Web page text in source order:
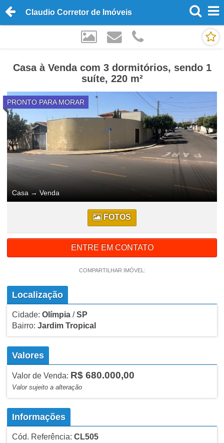
Claudio Corretor de Imóveis
Casa à Venda com 3 dormitórios, sendo 1
suíte, 220 m²
PRONTO PARA MORAR
Casa → Venda
FOTOS
ENTRE EM CONTATO
COMPARTILHAR IMÓVEL:
Localização
Cidade: Olímpia/SP
Bairro: Jardim Tropical
Valores
Valor de Venda: R$ 680.000,00
Valor sujeito a alteração
Informações
Cód. Referência: CL505